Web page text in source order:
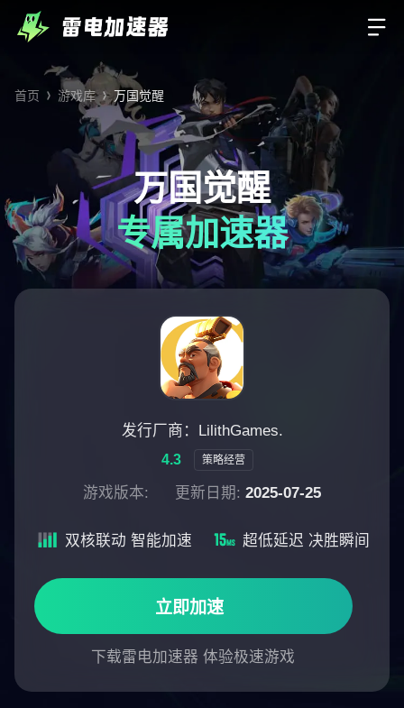
首页 游戏库 万国觉醒
万国觉醒
专属加速器
发行厂商：LilithGames.
4.3 策略经营
游戏版本: 更新日期: 2025-07-25
立即加速
下载雷电加速器 体验极速游戏
双核联动 智能加速 超低延迟 决胜瞬间